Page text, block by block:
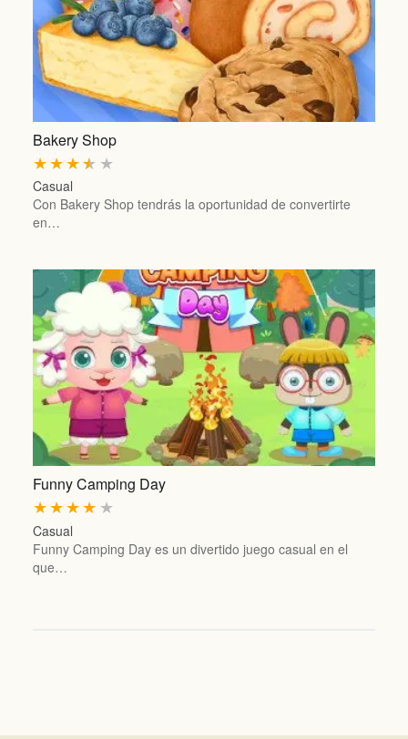
Bakery Shop
★
★
★
★
★
Casual
Con Bakery Shop tendrás la oportunidad de convertirte
en…
Funny Camping Day
★
★
★
★
★
Casual
Funny Camping Day es un divertido juego casual en el
que…